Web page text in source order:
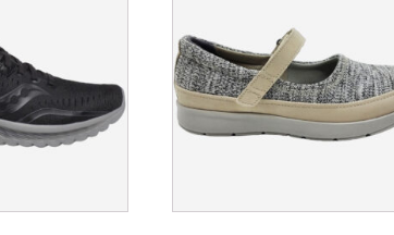
multiple
variants.
The
options
may
on